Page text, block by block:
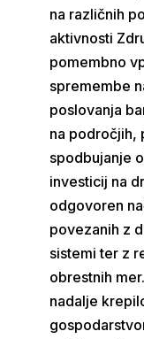
na različnih
aktivnosti
pomembno
spremembe
poslovanja
na področjih,
spodbujanje
investicij na
odgovoren
povezanih z
sistemi ter z
obrestnih
nadalje